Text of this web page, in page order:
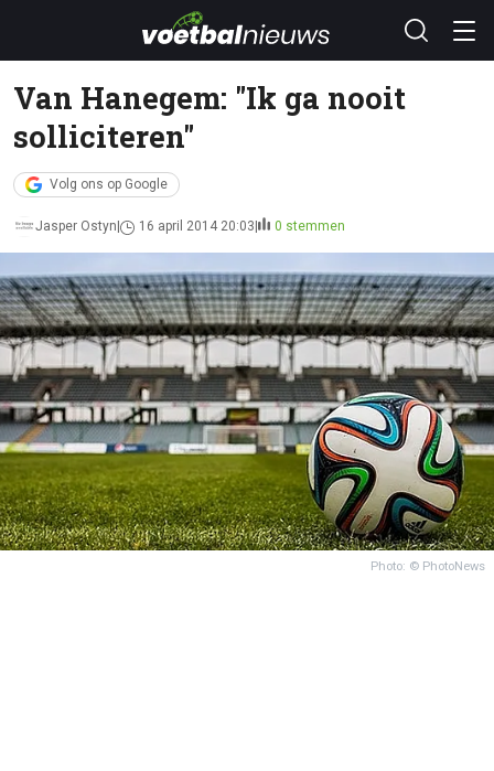
Van Hanegem: "Ik ga nooit
solliciteren"
Volg ons op Google
Jasper Ostyn 16 april 2014 20:03 0 stemmen
Photo: © PhotoNews